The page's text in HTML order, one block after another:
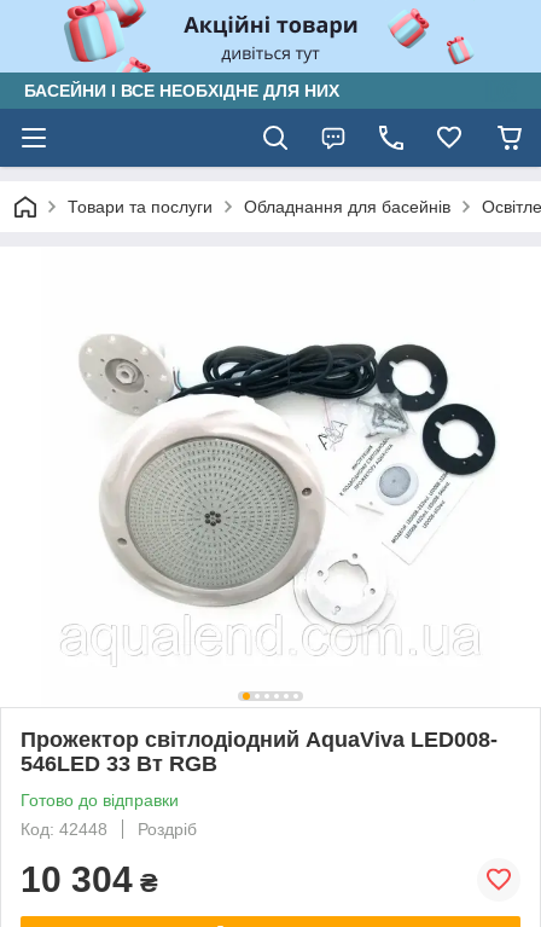
БАСЕЙНИ І ВСЕ НЕОБХІДНЕ ДЛЯ НИХ
Товари та послуги Обладнання для басейнів
Прожектор світлодіодний AquaViva LED008-
546LED 33 Вт RGB
Готово до відправки
Код: 42448
Роздріб
10 304 ₴